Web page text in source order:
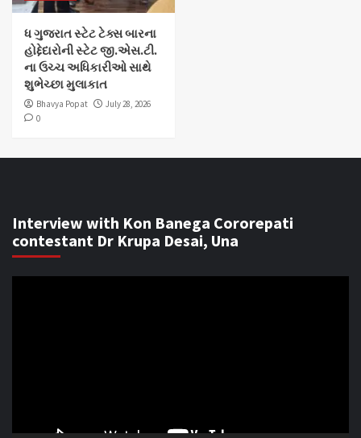
ધ ગુજરાત સ્ટેટ ટેક્સ બારના
હોદ્દેદારોની સ્ટેટ જી.એસ.ટી.
ના ઉચ્ચ અધિકારીઓ સાથે
શુભેચ્છા મુલાકાત
Bhavya Popat
July 28, 2026
0
Interview with Kon Banega Cororepati
contestant Dr Krupa Desai, Una